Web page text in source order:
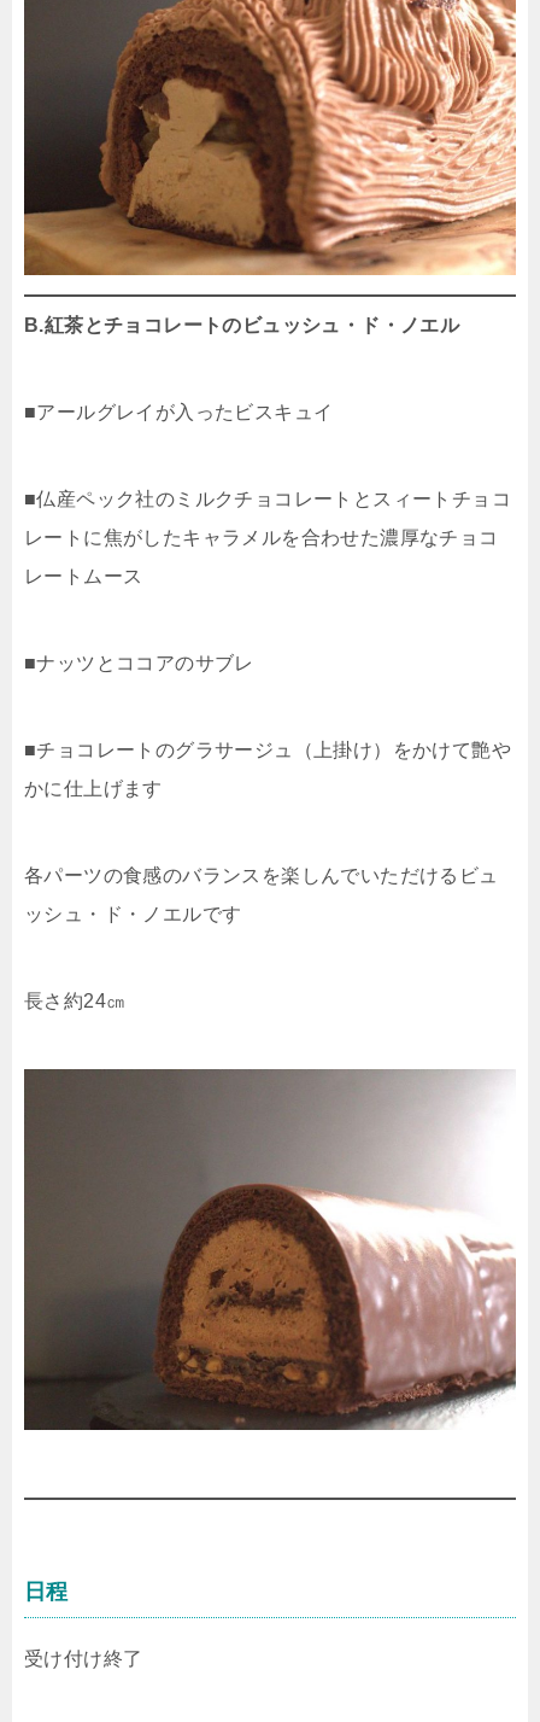
B.紅茶とチョコレートのビュッシュ・ド・ノエル
■アールグレイが入ったビスキュイ
■仏産ペック社のミルクチョコレートとスィートチョコ
レートに焦がしたキャラメルを合わせた濃厚なチョコ
レートムース
■ナッツとココアのサブレ
■チョコレートのグラサージュ（上掛け）をかけて艶や
かに仕上げます
各パーツの食感のバランスを楽しんでいただけるビュ
ッシュ・ド・ノエルです
長さ約24㎝
日程
受け付け終了